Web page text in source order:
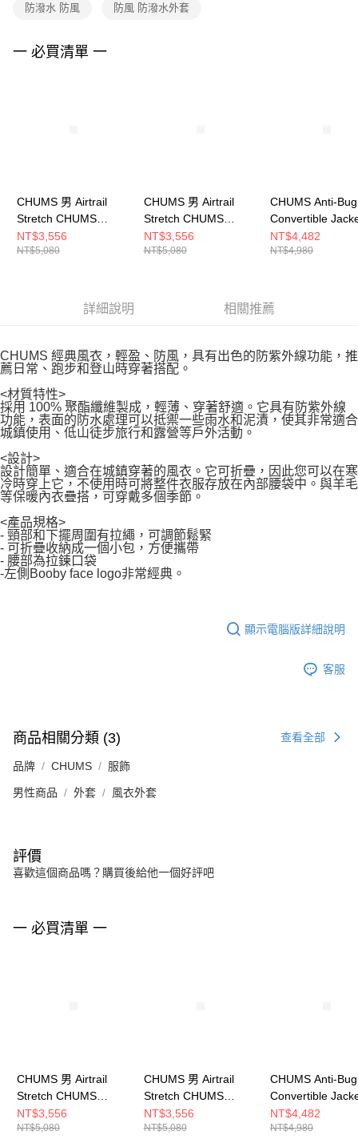
３．未成年的使用者請事先徵得法定代理人或監護人之同意方可使用
４．使用「AFTEE先享後付」時，將依據個別帳號之用戶狀況，依本公司即
防潑水 防風 防風 防潑水外套
一 必買清單 一
CHUMS 男 Airtrail
Stretch CHUMS
Jacket防潑水外套
CH041397K001
NT$3,556
NT$5,080
CHUMS 男 Airtrail
Stretch CHUMS
Jacket防潑水外套
CH041397B001
NT$3,556
NT$5,080
CHUMS Anti-Bug
Convertible
兩穿式風格外套
CH041452K001
NT$4,482
NT$4,980
詳細說明 相關推薦
CHUMS 經典風衣，輕盈、防風，具有出色的防紫外線功能，推
薦日常、跑步和登山時穿著搭配。
<材質特性>
採用 100% 聚酯纖維製成，輕薄、穿著舒適。它具有防紫外線
功能，表面的防水處理可以抵禦一些雨水和泥漬，使其非常適合
城鎮使用、低山徒步旅行和露營等戶外活動。
<設計>
設計簡單、適合在城鎮穿著的風衣。它可折疊，因此您可以在寒
冷時穿上它，不使用時可將整件衣服存放在內部腰袋中。與羊毛
等保暖內衣疊搭，可穿戴多個季節。
<產品規格>
- 頸部和下擺周圍有拉繩，可調節鬆緊
- 可折疊收納成一個小包，方便攜帶
- 腰部為拉鍊口袋
-左側Booby face logo非常經典。
顯示電腦版詳細說明
客服
商品相關分類 (3) 查看全部
品牌 CHUMS 服飾
男性商品 外套 風衣外套
評價
喜歡這個商品嗎？購買後給他一個好評吧
一 必買清單 一
CHUMS 男 Airtrail
Stretch CHUMS
Jacket防潑水外套
CH041397K001
NT$3,556
NT$5,080
CHUMS 男 Airtrail
Stretch CHUMS
Jacket防潑水外套
CH041397B001
NT$3,556
NT$5,080
CHUMS Anti-Bug
Convertible
兩穿式風格外套
CH041452K001
NT$4,482
NT$4,980